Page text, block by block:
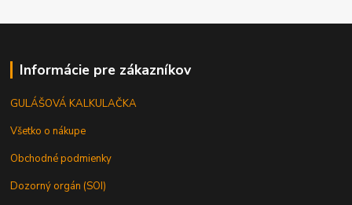
Informácie pre zákazníkov
GULÁŠOVÁ KALKULAČKA
Všetko o nákupe
Obchodné podmienky
Dozorný orgán (SOI)